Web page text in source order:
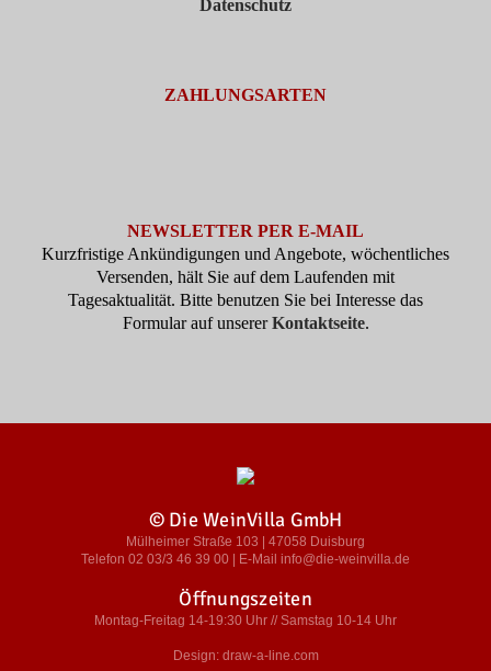
Datenschutz
ZAHLUNGSARTEN
NEWSLETTER PER E-MAIL
Kurzfristige Ankündigungen und Angebote, wöchentliches
Versenden, hält Sie auf dem Laufenden mit
Tagesaktualität. Bitte benutzen Sie bei Interesse das
Formular auf unsererKontaktseite.
© Die WeinVilla GmbH
Mülheimer Straße 103 | 47058 Duisburg
Telefon 02 03/3 46 39 00 | E-Mail info@die-weinvilla.de
Öffnungszeiten
Montag-Freitag 14-19:30 Uhr // Samstag 10-14 Uhr
Design: draw-a-line.com